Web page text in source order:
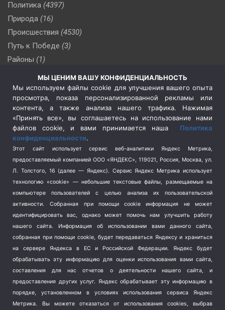
Политика (4397)
Природа (16)
Происшествия (4530)
Путь к Победе (3)
Районы (1)
(510)
Сельское хозяйство (3)
Социальная политика
(3)
Спецоперация в Украине
Спецоперация на Украине
(404)
Спорт (740)
Терроризм (1)
Транспорт (262)
Туризм (178)
Школа и спорт (2)
Экология (8)
Экономика (1172)
МЫ ЦЕНИМ ВАШУ КОНФИДЕНЦИАЛЬНОСТЬ
Мы используем файлы cookie для улучшения вашего опыта
просмотра, показа персонализированной рекламы или
контента, а также анализа нашего трафика. Нажимая
«Принять все», вы соглашаетесь на использование нами
файлов cookie, и вами принимается наша Политика
конфиденциальности.
Этот сайт использует сервис веб-аналитики Яндекс Метрика,
предоставляемый компанией ООО «ЯНДЕКС», 119021, Россия, Москва, ул.
Л. Толстого, 16 (далее — Яндекс). Сервис Яндекс Метрика использует
технологию «cookie» — небольшие текстовые файлы, размещаемые на
компьютере пользователей с целью анализа их пользовательской
активности.
Собранная при помощи cookie информация не может
идентифицировать вас, однако может помочь нам улучшить работу
нашего сайта. Информация об использовании вами данного сайта,
собранная при помощи cookie, будет передаваться Яндексу и храниться
на сервере Яндекса в ЕС и Российской Федерации. Яндекс будет
обрабатывать эту информацию для оценки использования вами сайта,
составления для нас отчетов о деятельности нашего сайта, и
предоставления других услуг. Яндекс обрабатывает эту информацию в
порядке, установленном в условиях использования сервиса Яндекс
Метрика.
Вы можете отказаться от использования cookies, выбрав